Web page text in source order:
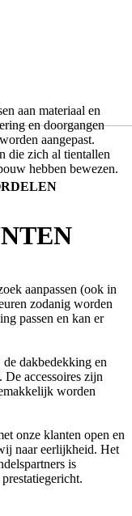
aan materiaal en
en doorgangen
aangepast.
die zich al tientallen
hebben bewezen.
aanpassen (ook in
zodanig worden
passen en kan er
de dakbedekking en
De accessoires zijn
worden
onze klanten open en
naar eerlijkheid. Het
is